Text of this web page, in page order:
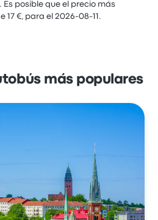
Es posible que el precio más
17 €, para el 2026-08-11.
más populares